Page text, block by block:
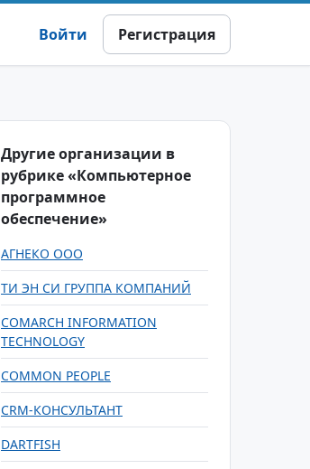
Войти Регистрация
Другие организации в
рубрике «Компьютерное
программное
обеспечение»
АГНЕКО ООО
ТИ ЭН СИ ГРУППА КОМПАНИЙ
COMARCH INFORMATION
TECHNOLOGY
COMMON PEOPLE
CRM-КОНСУЛЬТАНТ
DARTFISH